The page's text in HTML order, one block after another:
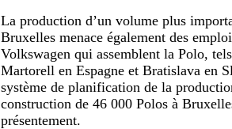
La production d’un volume plus
Bruxelles menace également des
Volkswagen qui assemblent la Polo,
Martorell en Espagne et Bratislava en
système de planification de la
construction de 46 000 Polos à
présentement.